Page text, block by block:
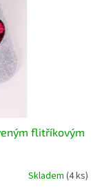
flitříkovým
Skladem (4 ks)